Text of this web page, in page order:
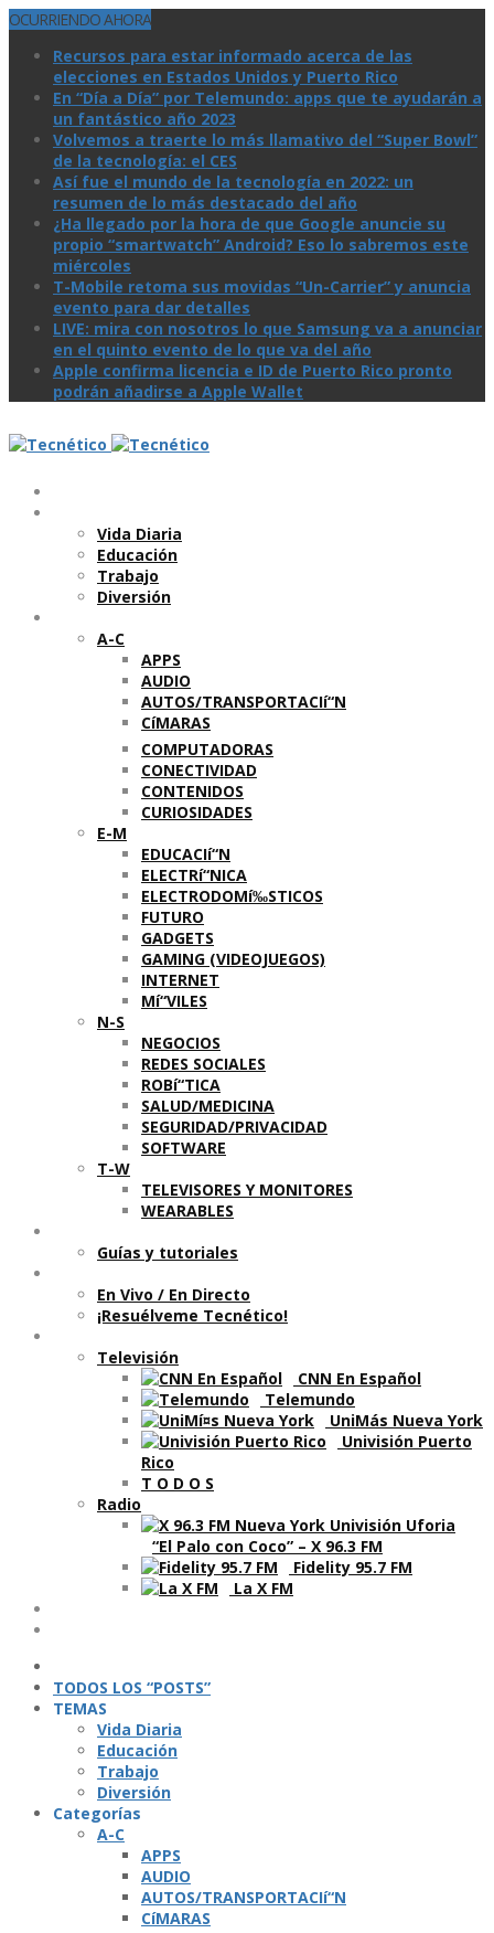
OCURRIENDO AHORA
Recursos para estar informado acerca de las
elecciones en Estados Unidos y Puerto Rico
En “Día a Día” por Telemundo: apps que te ayudarán a
un fantástico año 2023
Volvemos a traerte lo más llamativo del “Super Bowl”
de la tecnologí­a: el CES
Así­ fue el mundo de la tecnologí­a en 2022: un
resumen de lo más destacado del año
¿Ha llegado por la hora de que Google anuncie su
propio “smartwatch” Android? Eso lo sabremos este
miércoles
T-Mobile retoma sus movidas “Un-Carrier” y anuncia
evento para dar detalles
LIVE: mira con nosotros lo que Samsung va a anunciar
en el quinto evento de lo que va del año
Apple confirma licencia e ID de Puerto Rico pronto
podrán añadirse a Apple Wallet
Vida Diaria
Educación
Trabajo
Diversión
A-C
APPS
AUDIO
AUTOS/TRANSPORTACIí“N
CíMARAS
COMPUTADORAS
CONECTIVIDAD
CONTENIDOS
CURIOSIDADES
E-M
EDUCACIí“N
ELECTRí“NICA
ELECTRODOMí‰STICOS
FUTURO
GADGETS
GAMING (VIDEOJUEGOS)
INTERNET
Mí“VILES
N-S
NEGOCIOS
REDES SOCIALES
ROBí“TICA
SALUD/MEDICINA
SEGURIDAD/PRIVACIDAD
SOFTWARE
T-W
TELEVISORES Y MONITORES
WEARABLES
Guí­as y tutoriales
En Vivo / En Directo
¡Resuélveme Tecnético!
Televisión
CNN En Español
Telemundo
UniMás Nueva York
Univisión Puerto
Rico
T O D O S
Radio
“El Palo con Coco” – X 96.3 FM
Fidelity 95.7 FM
La X FM
TODOS LOS “POSTS”
TEMAS
Vida Diaria
Educación
Trabajo
Diversión
Categorí­as
A-C
APPS
AUDIO
AUTOS/TRANSPORTACIí“N
CíMARAS